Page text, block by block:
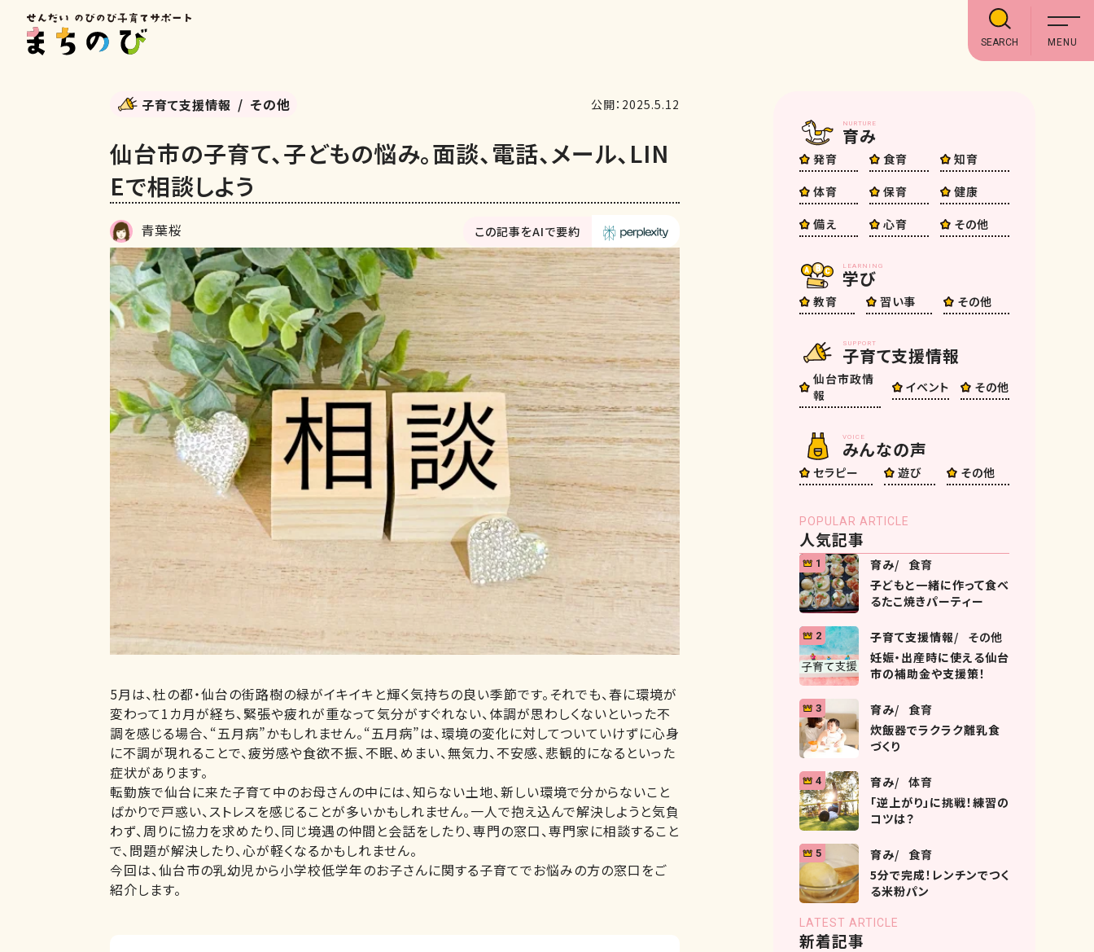
SEARCH
子育て支援情報 その他 公開：2025.5.12
仙台市の子育て、子どもの悩み。面談、電話、メール、LIN
Eで相談しよう
青葉桜 この記事をAIで要約
5月は、杜の都・仙台の街路樹の緑がイキイキと輝く気持ちの良い季節です。それでも、春に環境が
変わって1カ月が経ち、緊張や疲れが重なって気分がすぐれない、体調が思わしくないといった不
調を感じる場合、“五月病”かもしれません。“五月病”は、環境の変化に対してついていけずに心身
に不調が現れることで、疲労感や食欲不振、不眠、めまい、無気力、不安感、悲観的になるといった
症状があります。
転勤族で仙台に来た子育て中のお母さんの中には、知らない土地、新しい環境で分からないこと
ばかりで戸惑い、ストレスを感じることが多いかもしれません。一人で抱え込んで解決しようと気負
わず、周りに協力を求めたり、同じ境遇の仲間と会話をしたり、専門の窓口、専門家に相談すること
で、問題が解決したり、心が軽くなるかもしれません。
今回は、仙台市の乳幼児から小学校低学年のお子さんに関する子育てでお悩みの方の窓口をご
紹介します。
NURTURE
育み
発育 食育
知育
体育
保育
健康
備え
心育 その他
LEARNING
学び
教育 習い事 その他
SUPPORT
子育て支援情報
仙台市政情
報
イベント その他
VOICE
みんなの声
セラピー 遊び その他
POPULAR ARTICLE
人気記事
1 育み
食育
子どもと一緒に作って食べ
るたこ焼きパーティー
2 子育て支援情報
その他
妊娠・出産時に使える仙台
市の補助金や支援策！
3 育み
食育
炊飯器でラクラク離乳食
づくり
4 育み
体育
「逆上がり」に挑戦！練習の
コツは？
5 育み
食育
5分で完成！レンチンでつく
る米粉パン
LATEST ARTICLE
新着記事